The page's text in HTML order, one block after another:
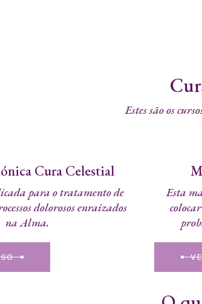
Estes são os
Cura Celestial
para o tratamento de
dolorosos enraizados
na Alma.
Esta